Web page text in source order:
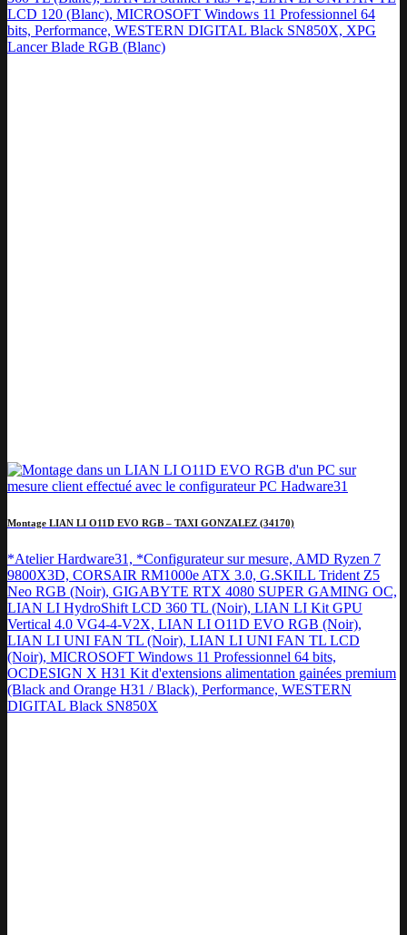
LCD 120 (Blanc), MICROSOFT Windows 11 Professionnel 64
bits, Performance, WESTERN DIGITAL Black SN850X, XPG
Lancer Blade RGB (Blanc)
Montage LIAN LI O11D EVO RGB – TAXI GONZALEZ (34170)
*Atelier Hardware31, *Configurateur sur mesure, AMD Ryzen 7
9800X3D, CORSAIR RM1000e ATX 3.0, G.SKILL Trident Z5
Neo RGB (Noir), GIGABYTE RTX 4080 SUPER GAMING OC,
LIAN LI HydroShift LCD 360 TL (Noir), LIAN LI Kit GPU
Vertical 4.0 VG4-4-V2X, LIAN LI O11D EVO RGB (Noir),
LIAN LI UNI FAN TL (Noir), LIAN LI UNI FAN TL LCD
(Noir), MICROSOFT Windows 11 Professionnel 64 bits,
OCDESIGN X H31 Kit d'extensions alimentation gainées premium
(Black and Orange H31 / Black), Performance, WESTERN
DIGITAL Black SN850X